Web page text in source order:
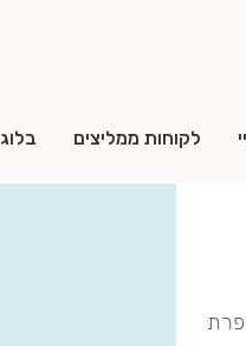
לקוחות ממליצים בלוג